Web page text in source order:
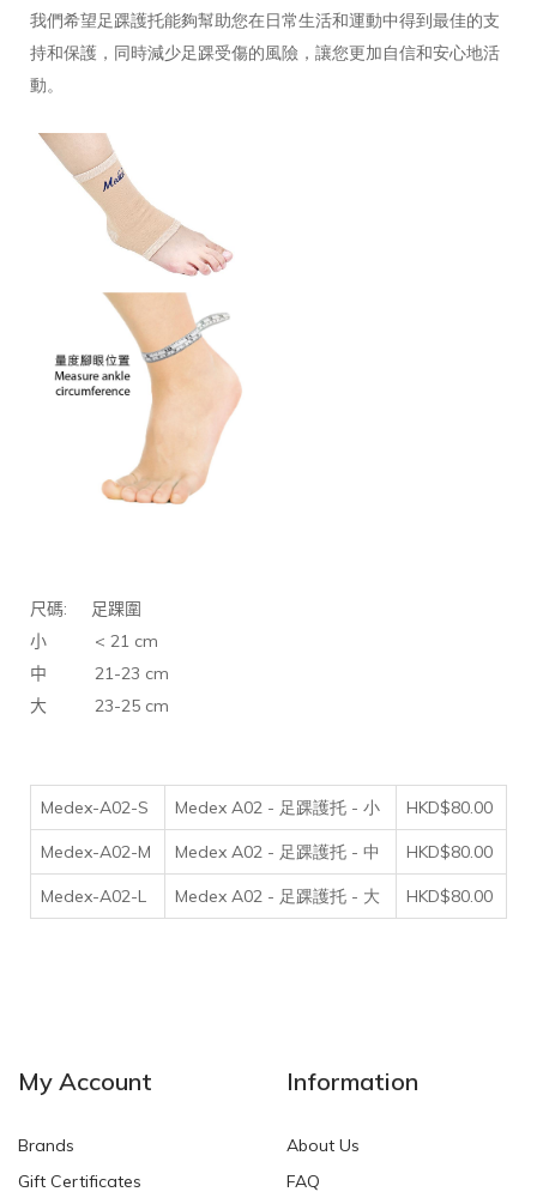
我們希望足踝護托能夠幫助您在日常生活和運動中得到最佳的支
持和保護，同時減少足踝受傷的風險，讓您更加自信和安心地活
動。
尺碼:
足踝圍
小 < 21 cm
中 21-23 cm
大 23-25 cm
Medex-A02-S Medex A02 - 足踝護托 - 小 HKD$80.00
Medex-A02-M Medex A02 - 足踝護托 - 中 HKD$80.00
Medex-A02-L Medex A02 - 足踝護托 - 大 HKD$80.00
My Account
Brands
Gift Certificates
Information
About Us
FAQ